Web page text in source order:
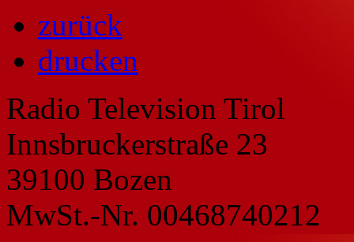
zurück
drucken
Radio Television Tirol
Innsbruckerstraße 23
39100 Bozen
MwSt.-Nr. 00468740212